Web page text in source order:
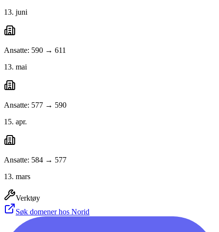
13. juni
Ansatte: 590 → 611
13. mai
Ansatte: 577 → 590
15. apr.
Ansatte: 584 → 577
13. mars
Verktøy
Søk domener hos Norid